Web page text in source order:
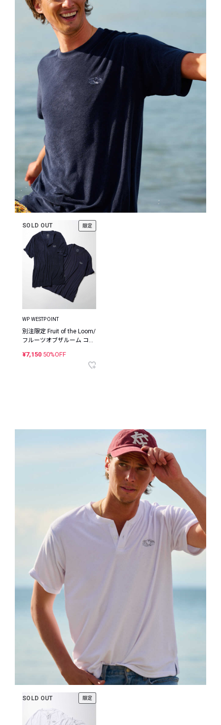
SOLD OUT 限定
WP WESTPOINT
別注限定 Fruit of the Loom/
フルーツオブザルーム コラ
ンリーネック パックTシャ
¥7,150 50%OFF
SOLD OUT 限定